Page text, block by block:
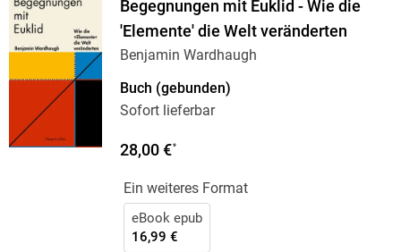
Begegnungen mit Euklid - Wie die
'Elemente' die Welt veränderten
Benjamin Wardhaugh
Buch (gebunden)
Sofort lieferbar
28,00 €*
Ein weiteres Format
eBook epub
16,99 €